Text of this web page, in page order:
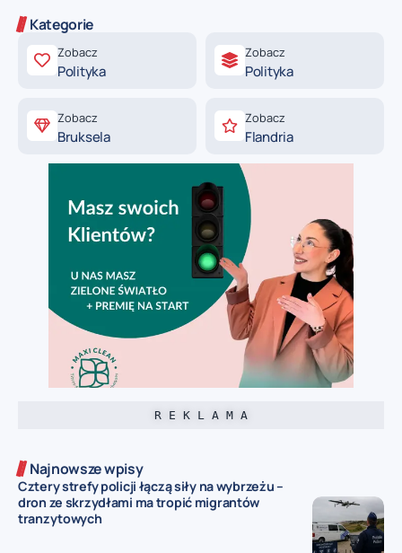
Kategorie
Zobacz
Polityka
Zobacz
Polityka
Zobacz
Bruksela
Zobacz
Flandria
R E K L A M A
Najnowsze wpisy
Cztery strefy policji łączą siły na wybrzeżu –
dron ze skrzydłami ma tropić migrantów
tranzytowych